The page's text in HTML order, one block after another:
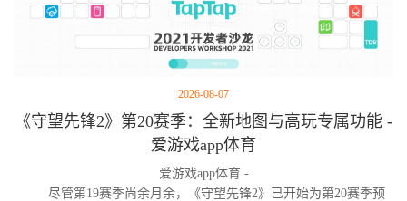
2026-08-07
《守望先锋2》第20赛季：全新地图与高玩专属功能 -
爱游戏app体育
爱游戏app体育 -
尽管第19赛季尚余月余，《守望先锋2》已开始为第20赛季预